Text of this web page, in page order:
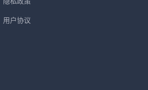
用户协议